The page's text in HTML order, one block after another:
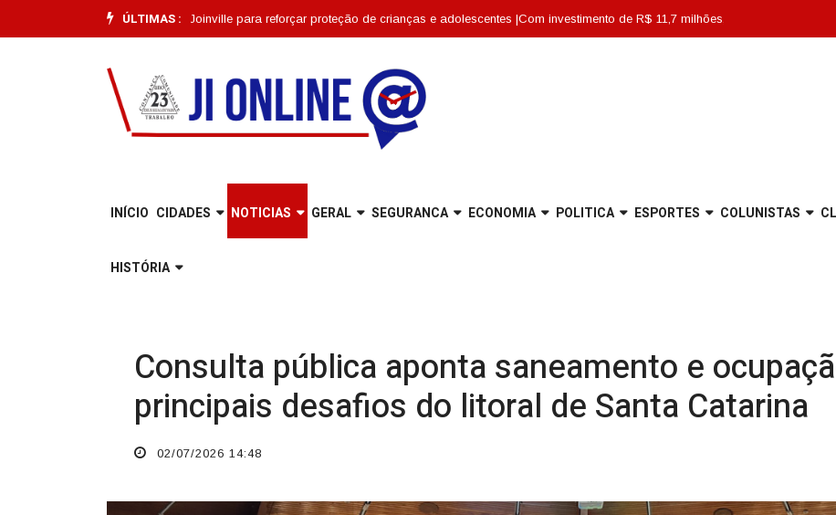
ÚLTIMAS :
começa em Joinville para reforçar proteção de crianças e adolescentes |Com investimento de R$ 11,7 milhões, Escola Abdon Baptista é
INÍCIO CIDADES NOTICIAS GERAL SEGURANCA ECONOMIA POLITICA ESPORTES COLUNISTAS
HISTÓRIA
Consulta pública aponta saneamento e
principais desafios do litoral de Santa Catarina
02/07/2026 14:48